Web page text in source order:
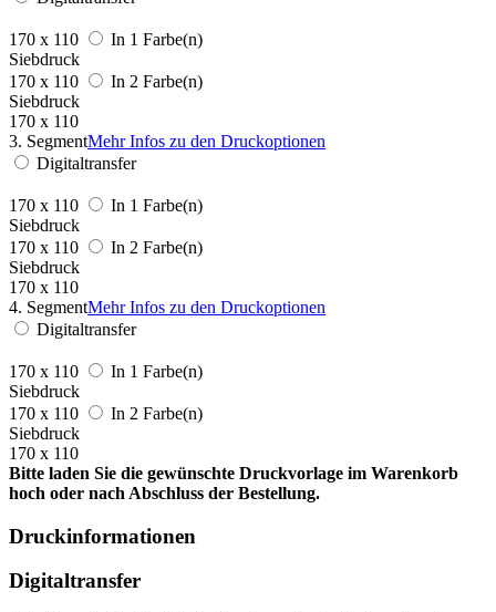
170 x 110
In 1 Farbe(n)
Siebdruck
170 x 110
In 2 Farbe(n)
Siebdruck
170 x 110
3. SegmentMehr Infos zu den Druckoptionen
Digitaltransfer
170 x 110
In 1 Farbe(n)
Siebdruck
170 x 110
In 2 Farbe(n)
Siebdruck
170 x 110
4. SegmentMehr Infos zu den Druckoptionen
Digitaltransfer
170 x 110
In 1 Farbe(n)
Siebdruck
170 x 110
In 2 Farbe(n)
Siebdruck
170 x 110
Bitte laden Sie die gewünschte Druckvorlage im Warenkorb
hoch oder nach Abschluss der Bestellung.
Druckinformationen
Digitaltransfer